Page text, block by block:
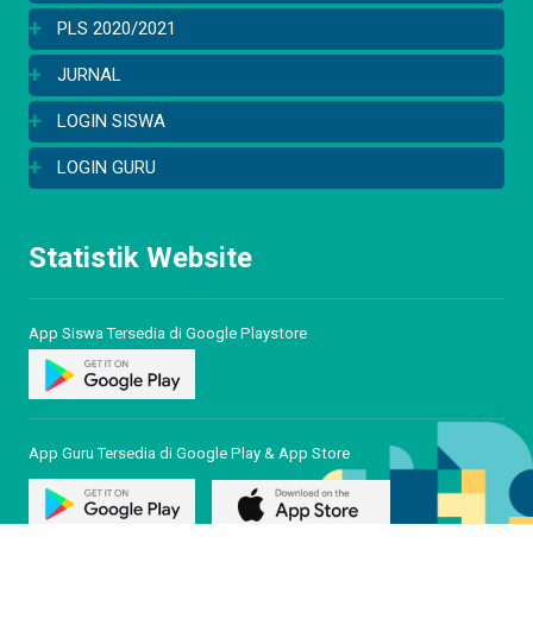
PLS 2020/2021
JURNAL
LOGIN SISWA
LOGIN GURU
Statistik Website
App Siswa Tersedia di Google Playstore
App Guru Tersedia di Google Play & App Store